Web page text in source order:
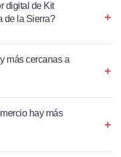
digital de Kit
de la Sierra?
más cercanas a
hay más